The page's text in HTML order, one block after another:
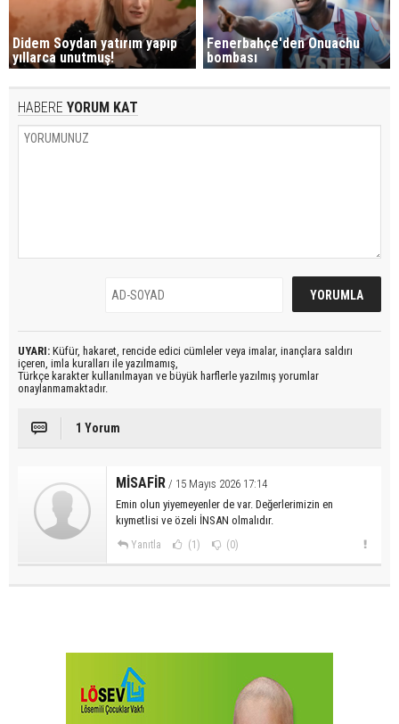
Didem Soydan yatırım yapıp
yıllarca unutmuş!
Fenerbahçe'den Onuachu
bombası
HABERE YORUM KAT
UYARI: Küfür, hakaret, rencide edici cümleler veya imalar, inançlara saldırı
içeren, imla kuralları ile yazılmamış,
Türkçe karakter kullanılmayan ve büyük harflerle yazılmış yorumlar
onaylanmamaktadır.
1 Yorum
MİSAFİR / 15 Mayıs 2026 17:14
Emin olun yiyemeyenler de var. Değerlerimizin en
kıymetlisi ve özeli İNSAN olmalıdır.
Yanıtla (1) (0)